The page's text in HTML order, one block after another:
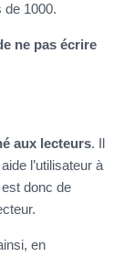
de 1000.
ne pas écrire
aux lecteurs. Il
l’utilisateur à
donc de
en